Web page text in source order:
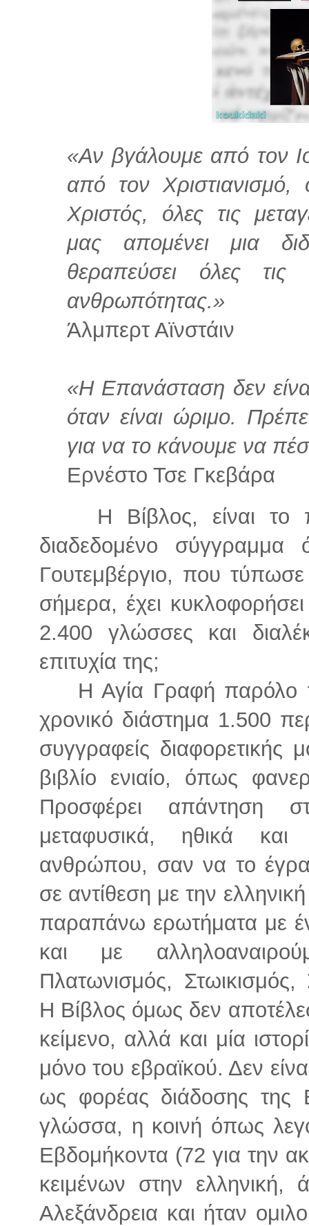
«Αν βγάλουμε από τον
από τον
Χριστός, όλες τις
μας απομένει μια
θεραπεύσει όλες τις
ανθρωπότητας.»
Άλμπερτ Αϊνστάιν
«Η Επανάσταση δεν
όταν είναι ώριμο.
για να το κάνουμε να
Ερνέστο Τσε Γκεβάρα
Η Βίβλος, είναι το
διαδεδομένο
Γουτεμβέργιο, που
σήμερα, έχει
2.400 γλώσσες και
επιτυχία της;
Η Αγία Γραφή παρόλο
χρονικό διάστημα 1.500
συγγραφείς διαφορετικής
βιβλίο ενιαίο, όπως
Προσφέρει απάντηση
μεταφυσικά, ηθικά
ανθρώπου, σαν να το
σε αντίθεση με την
παραπάνω ερωτήματα με
και με
Πλατωνισμός, Στωικισμός,
Η Βίβλος όμως δεν
κείμενο, αλλά και μία
μόνο του εβραϊκού. Δεν
ως φορέας διάδοσης της
γλώσσα, η κοινή όπως
Εβδομήκοντα (72 για την
κειμένων στην
Αλεξάνδρεια και ήταν